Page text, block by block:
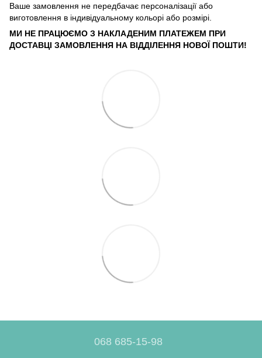
Ваше замовлення не передбачає персоналізації або
виготовлення в індивідуальному кольорі або розмірі.
МИ НЕ ПРАЦЮЄМО З НАКЛАДЕНИМ ПЛАТЕЖЕМ ПРИ
ДОСТАВЦІ ЗАМОВЛЕННЯ НА ВІДДІЛЕННЯ НОВОЇ ПОШТИ!
068 685-15-98